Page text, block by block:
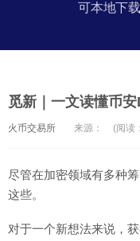
可本地下
觅新｜一文读懂币
火币交易所 来源： (阅读
尽管在加密领域有多种
这些。
对于一个新想法来说，